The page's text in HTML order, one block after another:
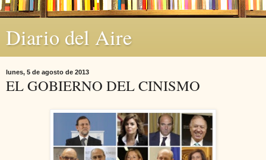
Diario del Aire
lunes, 5 de agosto de 2013
EL GOBIERNO DEL CINISMO